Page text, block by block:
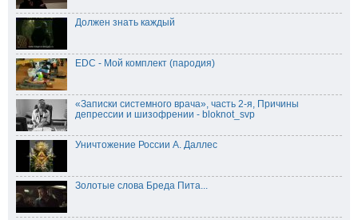
Должен знать каждый
EDC - Мой комплект (пародия)
«Записки системного врача», часть 2-я, Причины
депрессии и шизофрении - bloknot_svp
Уничтожение России А. Даллес
Золотые слова Бреда Пита...